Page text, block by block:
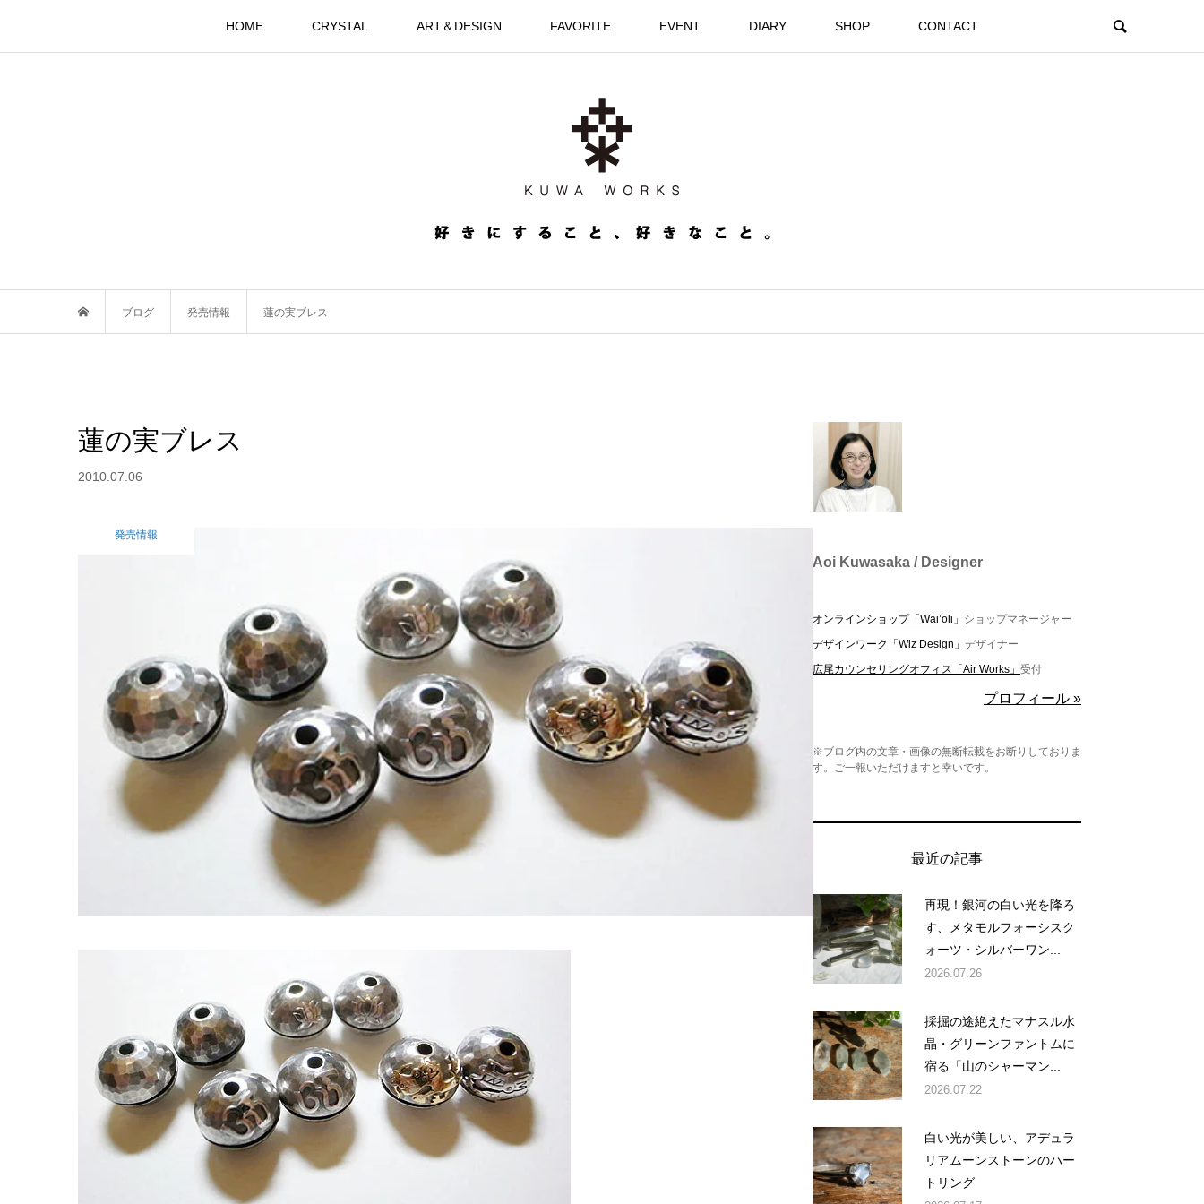
HOME CRYSTAL ART＆DESIGN FAVORITE EVENT DIARY SHOP CONTACT
ブログ 発売情報 蓮の実ブレス
蓮の実ブレス
2010.07.06
発売情報
Aoi Kuwasaka / Designer
オンラインショップ「Wai’oli」 ショップマネージャー
デザインワーク「Wiz Design」 デザイナー
広尾カウンセリングオフィス「Air Works」 受付
プロフィール »
※ブログ内の文章・画像の無断転載をお断りしておりま
す。ご一報いただけますと幸いです。
最近の記事
再現！銀河の白い光を降ろ
す、メタモルフォーシスク
ォーツ・シルバーワン...
2026.07.26
採掘の途絶えたマナスル水
晶・グリーンファントムに
宿る「山のシャーマン...
2026.07.22
白い光が美しい、アデュラ
リアムーンストーンのハー
トリング